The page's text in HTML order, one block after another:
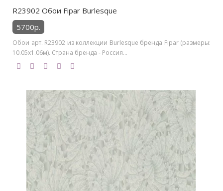
R23902 Обои Fipar Burlesque
5700р.
Обои арт. R23902 из коллекции Burlesque бренда Fipar (размеры:
10.05х1.06м). Страна бренда - Россия...